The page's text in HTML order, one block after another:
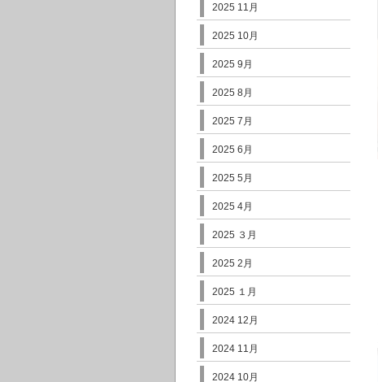
2025 11月
2025 10月
2025 9月
2025 8月
2025 7月
2025 6月
2025 5月
2025 4月
2025 ３月
2025 2月
2025 １月
2024 12月
2024 11月
2024 10月